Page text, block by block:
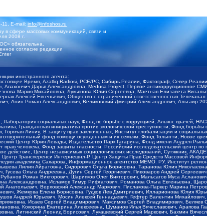
11, E-mail:info@infoshos.ru
сфере массовых коммуникаций, связи и
2008 г.
обязательна.
согласие редакции
иностранного агента:
Время, Azatliq Radiosi, PCE/PC, Сибирь.Реалии, Фактограф,
Апахончич Дарья Александровна, Medusa Project, Первое антикоррупционное
Мария Михайловна, Лукьянова Юлия Сергеевна, Маетная Елизавета
Алексей Евгеньевич, Общество с ограниченной ответственностью
Анин Роман Александрович, Великовский Дмитрий Александрович, Альтаир
Лаборатория социальных наук, Фонд по борьбе с коррупцией, Альянс
Гражданская инициатива против экологической преступности, Фонд
Горячая Линия, В защиту прав заключенных, Институт глобализации и
фонд помощи осужденным и их семьям, Фонд Тольятти, Новое
Центр Юрия Левады, Издательство Парк Гагарина, Фонд имени Андрея
человека, Фонд защиты гласности, Российский исследовательский центр
действие, Центр независимых социологических исследований, Сутяжник,
Центр Трансперенси Интернешнл-Р, Центр Защиты Прав Средств Массовой
академика Сахарова, Информационное агентство МЕМО. РУ, Институт
Лилия Айратовна, Сидорович Ольга Борисовна, Таранова Юлия
Ольга Андреевна, Дугин Сергей Георгиевич, Пивоваров Андрей
Роман Викторович, Шарипков Олег Викторович, Мальсагов Муса
Александровна, Исламов Тимур Рифгатович, Романова Ольга Евгеньевна,
Верховский Александр Маркович, Пислакова-Паркер Марина
Жемкова Елена Борисовна, Гудков Лев Дмитриевич, Илларионова Юлия
Андрей Юрьевич, Мосин Алексей Геннадьевич, Гефтер Валентин
Исаев Сергей Владимирович, Максимов Сергей Владимирович, Беляев
Кокорина Екатерина Алексеевна, Шуманов Илья Вячеславович, Арапова
Литинский Леонид Борисович, Лукашевский Сергей Маркович, Бахмин